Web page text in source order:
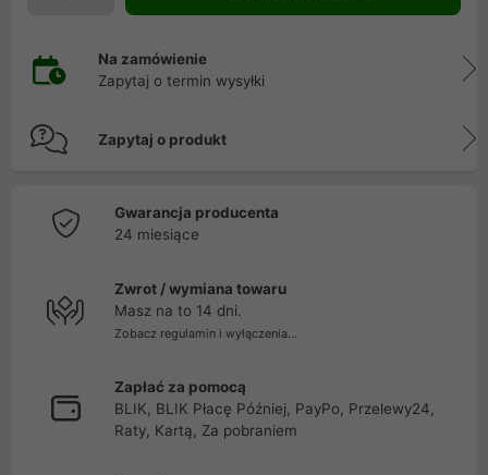
Na zamówienie
Zapytaj o termin wysyłki
Zapytaj o produkt
Gwarancja producenta
24 miesiące
Zwrot / wymiana towaru
Masz na to 14 dni.
Zobacz regulamin i wyłączenia...
Zapłać za pomocą
BLIK, BLIK Płacę Później, PayPo, Przelewy24,
Raty, Kartą, Za pobraniem